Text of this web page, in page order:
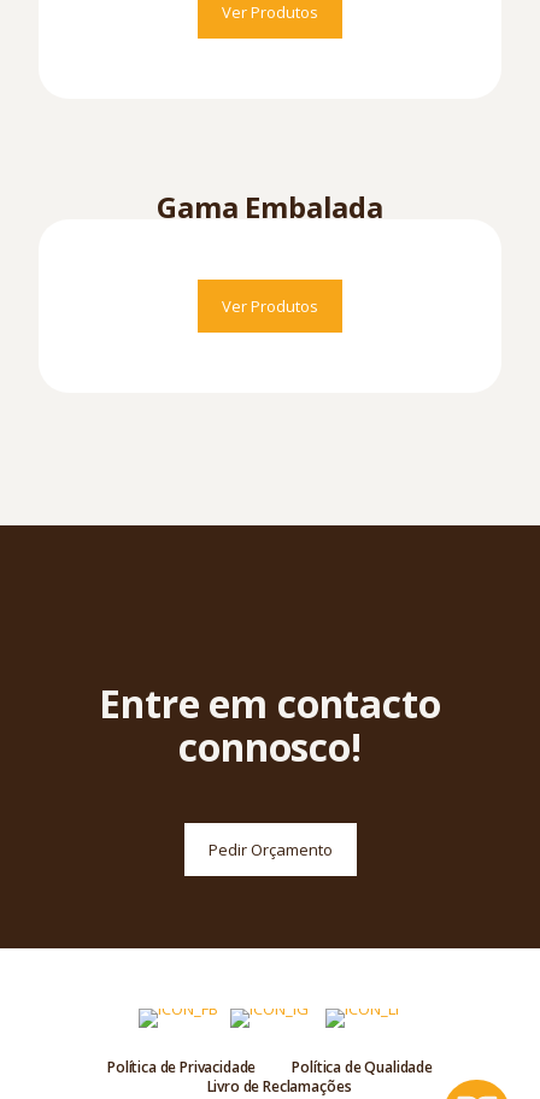
Ver Produtos
Gama Embalada
Ver Produtos
Entre em contacto
connosco!
Pedir Orçamento
Política de Privacidade
Política de Qualidade
Livro de Reclamações